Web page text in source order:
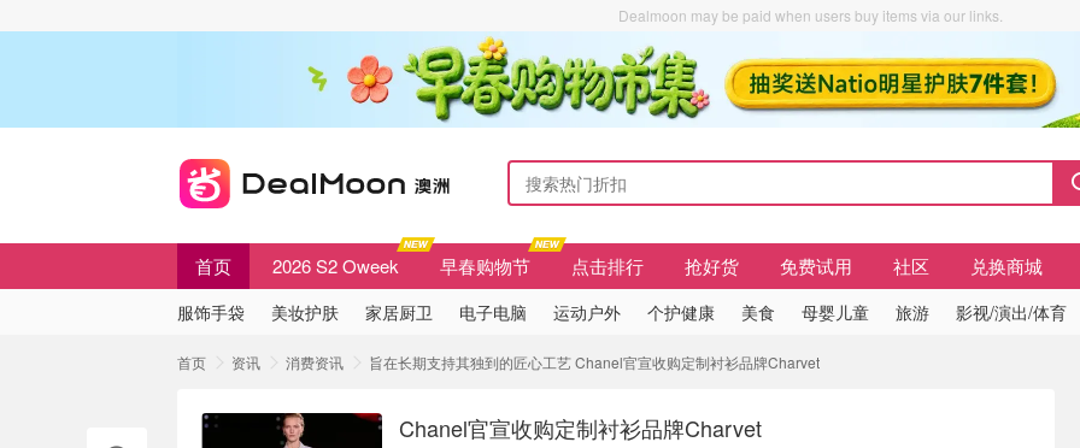
Dealmoon may be paid when users buy items via our links.
首页 2026 S2 Oweek 早春购物节 点击排行 抢好货 免费试用 社区 兑换商城
服饰手袋 美妆护肤 家居厨卫 电子电脑 运动户外 个护健康 美食 母婴儿童 旅游 影视/演出/体育
首页 资讯 消费资讯 旨在长期支持其独到的匠心工艺 Chanel官宣收购定制衬衫品牌Charvet
Chanel官宣收购定制衬衫品牌Charvet